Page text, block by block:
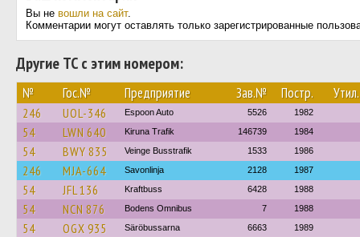
Вы не вошли на сайт.
Комментарии могут оставлять только зарегистрированные
Другие ТС с этим номером:
№ Гос.№ Предприятие Зав.№ Постр. Утил.
246 UOL-346 Espoon Auto 5526 1982
54 LWN 640 Kiruna Trafik 146739 1984
54 BWY 835 Veinge Busstrafik 1533 1986
246 MJA-664 Savonlinja 2128 1987
54 JFL 136 Kraftbuss 6428 1988
54 NCN 876 Bodens Omnibus 7 1988
54 OGX 935 Säröbussarna 6663 1989